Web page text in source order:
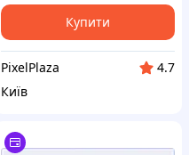
Купити
PixelPlaza
4.7
Київ